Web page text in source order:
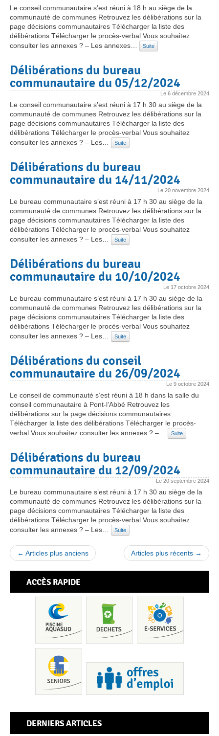
Le conseil communautaire s’est réuni à 18 h au siège de la
communauté de communes Retrouvez les délibérations sur la
page décisions communautaires Télécharger la liste des
délibérations Télécharger le procès-verbal Vous souhaitez
consulter les annexes ? – Les annexes…
Suite
Délibérations du bureau
communautaire du 05/12/2024
Le 6 décembre 2024
Le conseil communautaire s’est réuni à 17 h 30 au siège de la
communauté de communes Retrouvez les délibérations sur la
page décisions communautaires Télécharger la liste des
délibérations Télécharger le procès-verbal Vous souhaitez
consulter les annexes ? – Les…
Suite
Délibérations du bureau
communautaire du 14/11/2024
Le 20 novembre 2024
Le bureau communautaire s’est réuni à 17 h 30 au siège de la
communauté de communes Retrouvez les délibérations sur la
page décisions communautaires Télécharger la liste des
délibérations Télécharger le procès-verbal Vous souhaitez
consulter les annexes ? – Les…
Suite
Délibérations du bureau
communautaire du 10/10/2024
Le 17 octobre 2024
Le bureau communautaire s’est réuni à 17 h 30 au siège de la
communauté de communes Retrouvez les délibérations sur la
page décisions communautaires Télécharger la liste des
délibérations Télécharger le procès-verbal Vous souhaitez
consulter les annexes ? – Les…
Suite
Délibérations du conseil
communautaire du 26/09/2024
Le 9 octobre 2024
Le conseil de communauté s’est réuni à 18 h dans la salle du
conseil communautaire à Pont-l’Abbé Retrouvez les
délibérations sur la page décisions communautaires
Télécharger la liste des délibérations Télécharger le procès-
verbal Vous souhaitez consulter les annexes ? –…
Suite
Délibérations du bureau
communautaire du 12/09/2024
Le 20 septembre 2024
Le bureau communautaire s’est réuni à 17 h 30 au siège de la
communauté de communes Retrouvez les délibérations sur la
page décisions communautaires Télécharger la liste des
délibérations Télécharger le procès-verbal Vous souhaitez
consulter les annexes ? – Les…
Suite
← Articles plus anciens Articles plus récents →
ACCÈS RAPIDE
DERNIERS ARTICLES